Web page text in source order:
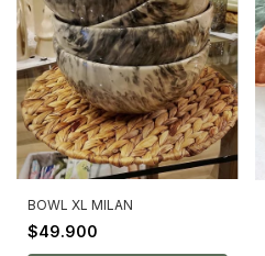
BOWL XL MILAN
$49.900